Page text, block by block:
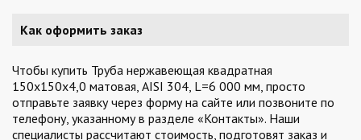
Как оформить заказ
Чтобы купить Труба нержавеющая квадратная
150х150х4,0 матовая, AISI 304, L=6 000 мм, просто
отправьте заявку через форму на сайте или позвоните по
телефону, указанному в разделе «Контакты». Наши
специалисты рассчитают стоимость, подготовят заказ и